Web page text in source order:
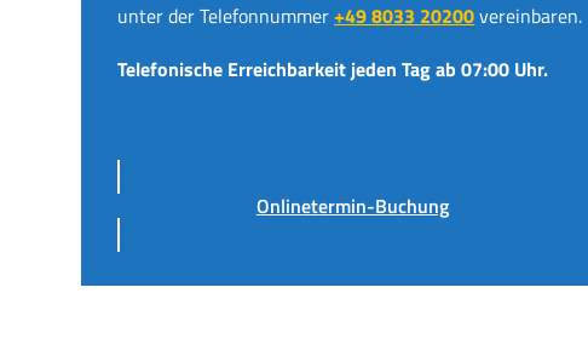
unter der Telefonnummer+49 8033 20200vereinbaren.
Telefonische Erreichbarkeit jeden Tag ab 07:00 Uhr.
Onlinetermin-Buchung